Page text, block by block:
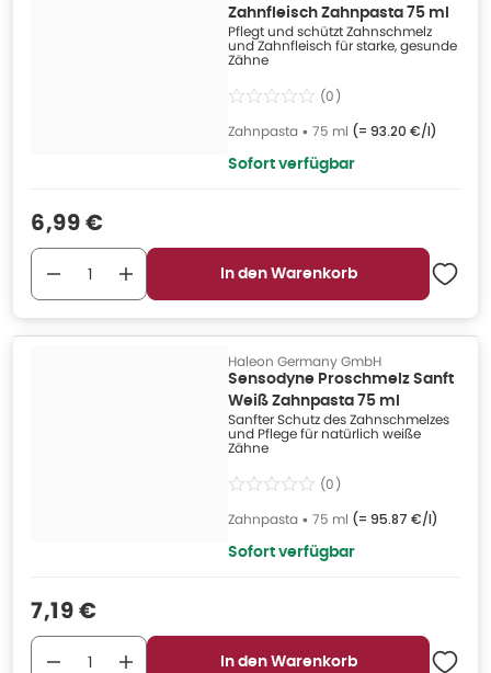
Zahnfleisch Zahnpasta 75 ml
Pflegt und schützt Zahnschmelz
und Zahnfleisch für starke, gesunde
Zähne
(0)
Zahnpasta • 75 ml (= 93.20 €/l)
Sofort verfügbar
Verkaufspreis
6,99 €
In den Warenkorb
Haleon Germany GmbH
Sensodyne Proschmelz Sanft
Weiß Zahnpasta 75 ml
Sanfter Schutz des Zahnschmelzes
und Pflege für natürlich weiße
Zähne
(0)
Zahnpasta • 75 ml (= 95.87 €/l)
Sofort verfügbar
Verkaufspreis
7,19 €
In den Warenkorb